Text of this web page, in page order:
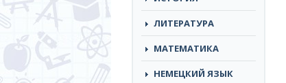
ЛИТЕРАТУРА
МАТЕМАТИКА
НЕМЕЦКИЙ ЯЗЫК